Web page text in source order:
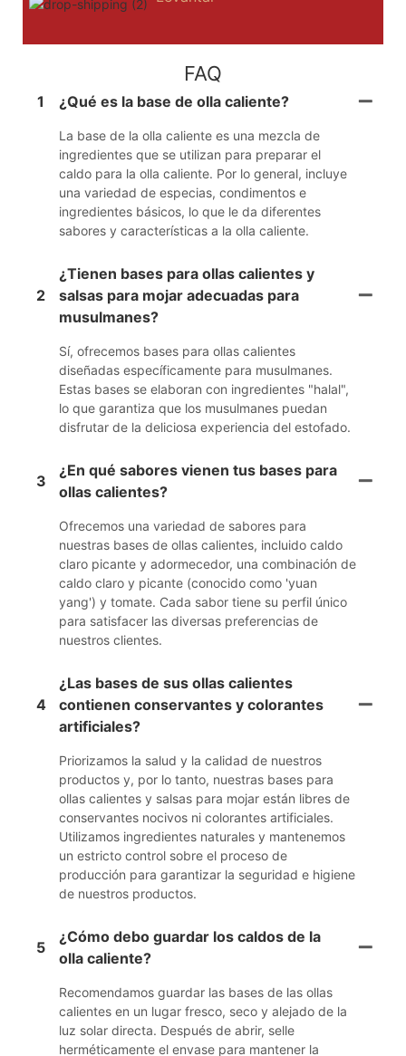
FAQ
1 ¿Qué es la base de olla caliente?
La base de la olla caliente es una mezcla de
ingredientes que se utilizan para preparar el
caldo para la olla caliente. Por lo general, incluye
una variedad de especias, condimentos e
ingredientes básicos, lo que le da diferentes
sabores y características a la olla caliente.
2
¿Tienen bases para ollas calientes y
salsas para mojar adecuadas para
musulmanes?
Sí, ofrecemos bases para ollas calientes
diseñadas específicamente para musulmanes.
Estas bases se elaboran con ingredientes "halal",
lo que garantiza que los musulmanes puedan
disfrutar de la deliciosa experiencia del estofado.
3
¿En qué sabores vienen tus bases para
ollas calientes?
Ofrecemos una variedad de sabores para
nuestras bases de ollas calientes, incluido caldo
claro picante y adormecedor, una combinación de
caldo claro y picante (conocido como 'yuan
yang') y tomate. Cada sabor tiene su perfil único
para satisfacer las diversas preferencias de
nuestros clientes.
4
¿Las bases de sus ollas calientes
contienen conservantes y colorantes
artificiales?
Priorizamos la salud y la calidad de nuestros
productos y, por lo tanto, nuestras bases para
ollas calientes y salsas para mojar están libres de
conservantes nocivos ni colorantes artificiales.
Utilizamos ingredientes naturales y mantenemos
un estricto control sobre el proceso de
producción para garantizar la seguridad e higiene
de nuestros productos.
5
¿Cómo debo guardar los caldos de la
olla caliente?
Recomendamos guardar las bases de las ollas
calientes en un lugar fresco, seco y alejado de la
luz solar directa. Después de abrir, selle
herméticamente el envase para mantener la